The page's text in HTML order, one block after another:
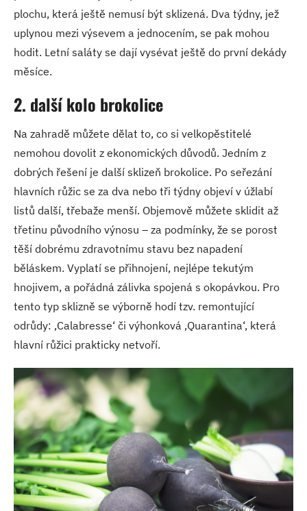
plochu, která ještě nemusí být sklizená. Dva týdny, jež
uplynou mezi výsevem a jednocením, se pak mohou
hodit. Letní saláty se dají vysévat ještě do první dekády
měsíce.
2. další kolo brokolice
Na zahradě můžete dělat to, co si velkopěstitelé
nemohou dovolit z ekonomických důvodů. Jedním z
dobrých řešení je další sklizeň brokolice. Po seřezání
hlavních růžic se za dva nebo tři týdny objeví v úžlabí
listů další, třebaže menší. Objemově můžete sklidit až
třetinu původního výnosu – za podmínky, že se porost
těší dobrému zdravotnímu stavu bez napadení
běláskem. Vyplatí se přihnojení, nejlépe tekutým
hnojivem, a pořádná zálivka spojená s okopávkou. Pro
tento typ sklizně se výborně hodí tzv. remontující
odrůdy: ‚Calabresse‘ či výhonková ‚Quarantina‘, která
hlavní růžici prakticky netvoří.